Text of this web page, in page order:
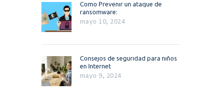
Como Prevenir un ataque de
ransomware:
mayo 10, 2024
Consejos de seguridad para niños
en Internet
mayo 9, 2024